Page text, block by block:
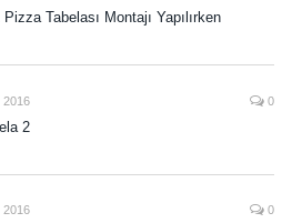
Tabelası Montajı Yapılırken
2016 0
2
2016 0